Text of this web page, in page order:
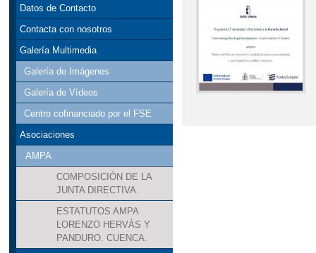
Datos de Contacto
Contacta con nosotros
Galería Multimedia
Galería de Imágenes
Galería de Vídeos
Centro cofinanciado por el FSE
Asociaciones
AMPA
COMPOSICIÓN DE LA
JUNTA DIRECTIVA.
ESTATUTOS AMPA
LORENZO HERVÁS Y
PANDURO. CUENCA.